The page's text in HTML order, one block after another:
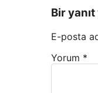
Bir yanıt
E-posta
Yorum *